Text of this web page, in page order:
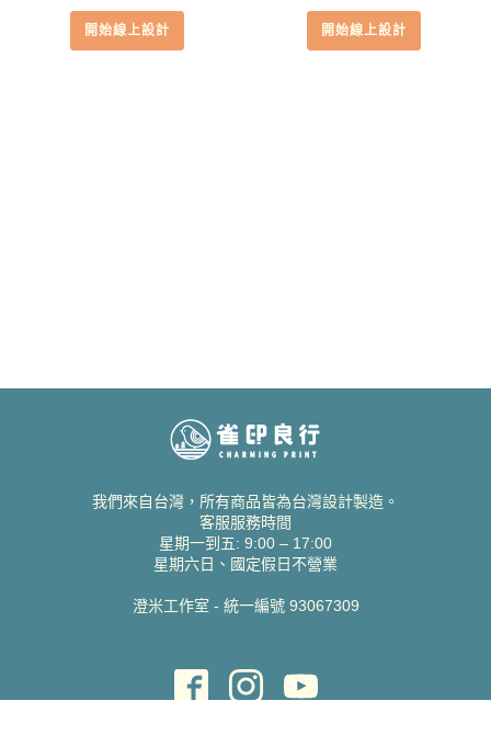
開始線上設計 開始線上設計
我們來自台灣，所有商品皆為台灣設計製造。
客服服務時間
星期一到五: 9:00 – 17:00
星期六日、國定假日不營業
澄米工作室 - 統一編號 93067309